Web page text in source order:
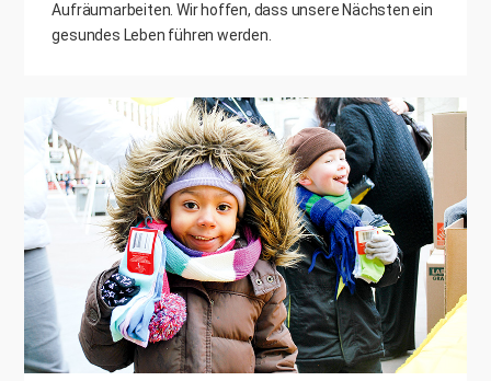
Aufräumarbeiten. Wir hoffen, dass unsere Nächsten ein
gesundes Leben führen werden.